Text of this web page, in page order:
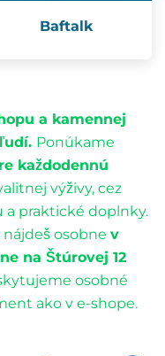
Baftalk
a kamennej
Ponúkame
každodennú
výživy, cez
a praktické doplnky.
osobne v
na Štúrovej 12
osobné
ako v e-shope.